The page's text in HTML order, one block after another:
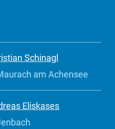
Schinagl
am Achensee
Eliskases